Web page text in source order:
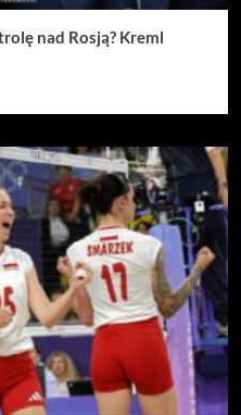
nad Rosją? Kreml